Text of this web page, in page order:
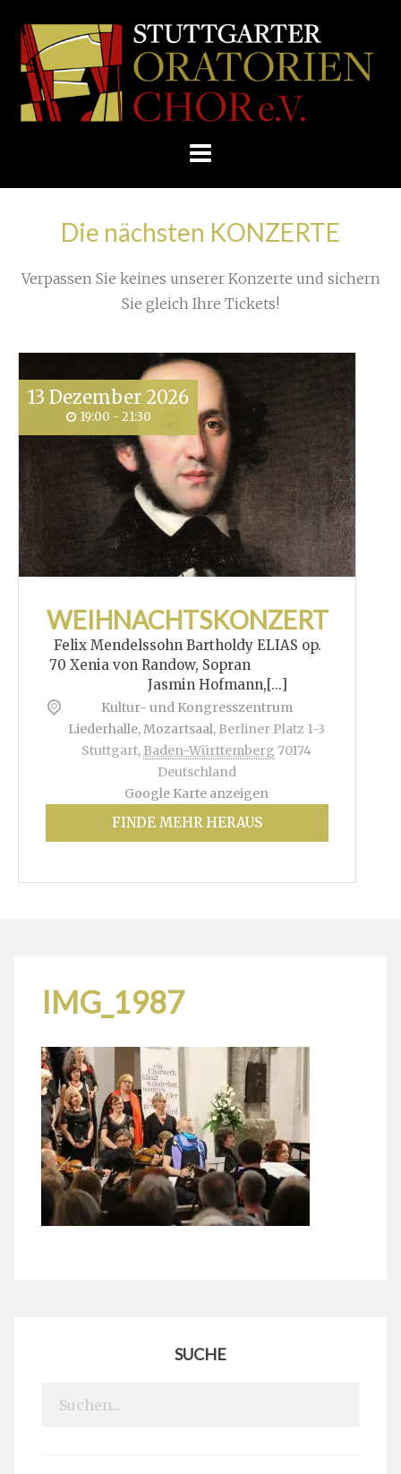
Skip
E.V.
Home Konzert
Die nächsten KONZERTE
Verpassen Sie keines unserer Konzerte und sichern
Sie gleich Ihre Tickets!
13 Dezember 2026
19:00 - 21:30
WEIHNACHTSKONZERT
Felix Mendelssohn Bartholdy ELIAS op.
70 Xenia von Randow, Sopran
Jasmin Hofmann,[...]
Kultur- und Kongresszentrum
Liederhalle, Mozartsaal, Berliner Platz 1-3
Stuttgart, Baden-Württemberg 70174
Deutschland
Google Karte anzeigen
FINDE MEHR HERAUS
IMG_1987
SUCHE
Search